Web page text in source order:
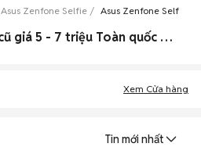
Asus Zenfone Selfie Asus Zenfone Selfie
0 Asus Zenfone Selfie cũ giá 5 - 7 triệu Toàn quốc đẹp
Xem Cửa hàng
Tin mới nhất